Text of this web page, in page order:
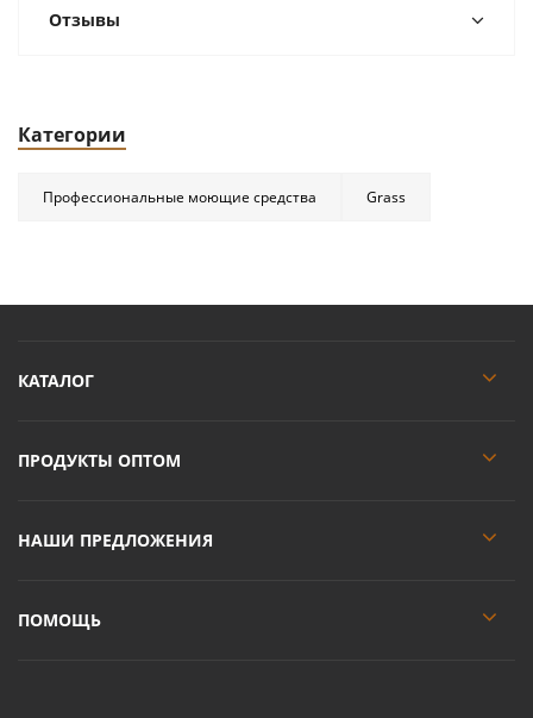
Отзывы
Категории
Профессиональные моющие средства Grass
КАТАЛОГ
ПРОДУКТЫ ОПТОМ
НАШИ ПРЕДЛОЖЕНИЯ
ПОМОЩЬ